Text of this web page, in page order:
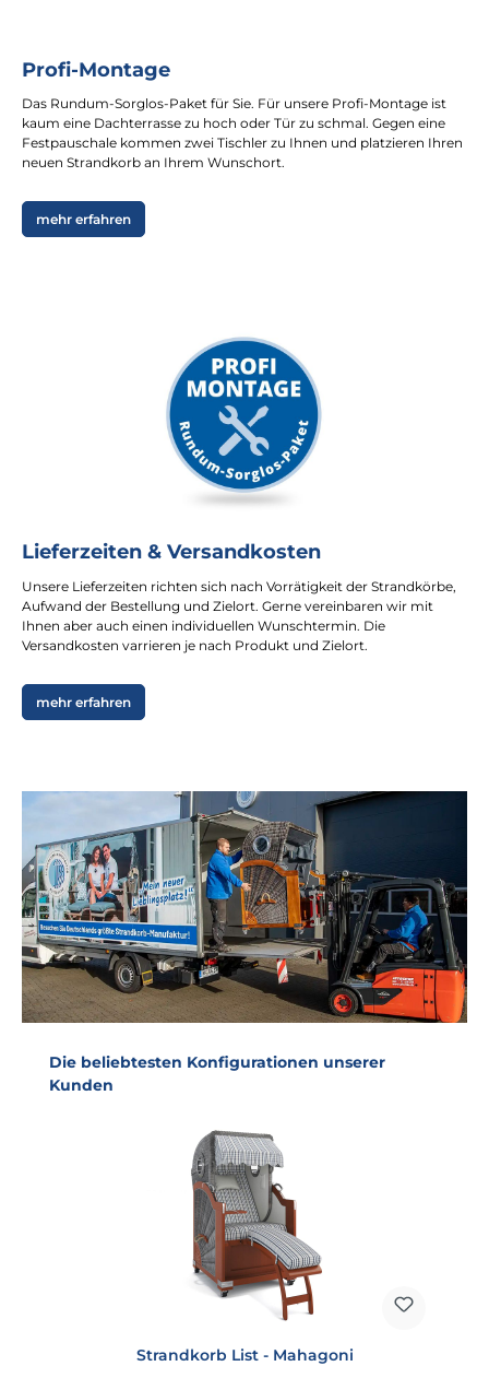
Profi-Montage
Das Rundum-Sorglos-Paket für Sie. Für unsere Profi-Montage ist
kaum eine Dachterrasse zu hoch oder Tür zu schmal. Gegen eine
Festpauschale kommen zwei Tischler zu Ihnen und platzieren Ihren
neuen Strandkorb an Ihrem Wunschort.
mehr erfahren
Lieferzeiten & Versandkosten
Unsere Lieferzeiten richten sich nach Vorrätigkeit der Strandkörbe,
Aufwand der Bestellung und Zielort. Gerne vereinbaren wir mit
Ihnen aber auch einen individuellen Wunschtermin. Die
Versandkosten varrieren je nach Produkt und Zielort.
mehr erfahren
Produktgalerie überspringen
Die beliebtesten Konfigurationen unserer
Kunden
Strandkorb List - Mahagoni